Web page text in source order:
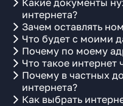
Какие документы
интернета?
Зачем оставлять
Что будет с моими
Почему по моему
Что такое интернет
Почему в частных
интернета?
Как выбрать